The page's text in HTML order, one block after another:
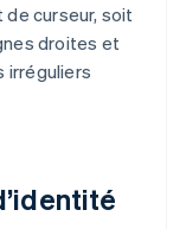
curseur, soit
droites et
irréguliers